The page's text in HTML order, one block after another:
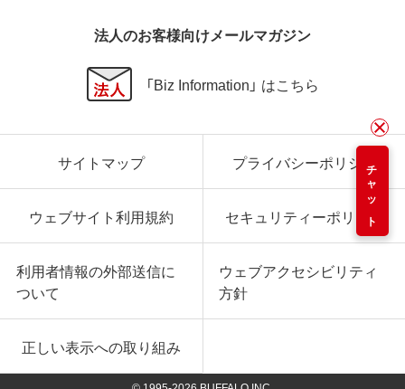
チャット
法人のお客様向けメールマガジン
「Biz Information」 はこちら
サイトマップ プライバシーポリシー
ウェブサイト利用規約 セキュリティーポリシー
利用者情報の外部送信に
ついて
ウェブアクセシビリティ
方針
正しい表示への取り組み